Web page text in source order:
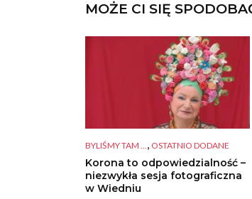
MOŻE CI SIĘ
BYLIŚMY TAM ..., OSTATNIO DODANE
Korona to odpowiedzialność –
niezwykła sesja fotograficzna
w Wiedniu